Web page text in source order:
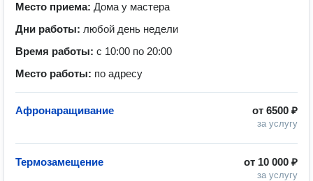
Место приема: Дома у мастера
Дни работы: любой день недели
Время работы: с 10:00 по 20:00
Место работы: по адресу
от 6500 ₽
за услугу
Афронаращивание
от 10 000 ₽
за услугу
Термозамещение